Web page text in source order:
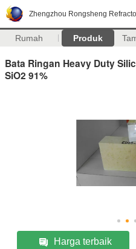
Zhengzhou Rongsheng
Rumah Produk
Bata Ringan Heavy Duty
SiO2 91%
Harga terbaik